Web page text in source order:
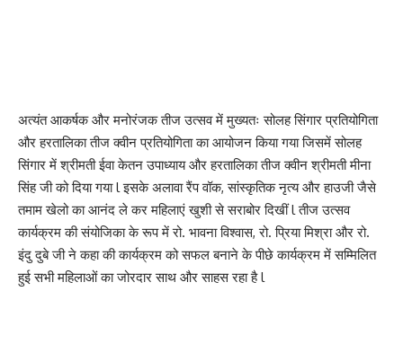
अत्यंत आकर्षक और मनोरंजक तीज उत्सव में मुख्यतः सोलह सिंगार प्रतियोगिता
और हरतालिका तीज क्वीन प्रतियोगिता का आयोजन किया गया जिसमें सोलह
सिंगार में श्रीमती ईवा केतन उपाध्याय और हरतालिका तीज क्वीन श्रीमती मीना
सिंह जी को दिया गया l इसके अलावा रैंप वॉक, सांस्कृतिक नृत्य और हाउजी जैसे
तमाम खेलो का आनंद ले कर महिलाएं खुशी से सराबोर दिखीं l तीज उत्सव
कार्यक्रम की संयोजिका के रूप में रो. भावना विश्वास, रो. प्रिया मिश्रा और रो.
इंदु दुबे जी ने कहा की कार्यक्रम को सफल बनाने के पीछे कार्यक्रम में सम्मिलित
हुई सभी महिलाओं का जोरदार साथ और साहस रहा है l